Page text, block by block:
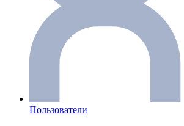
Пользователи